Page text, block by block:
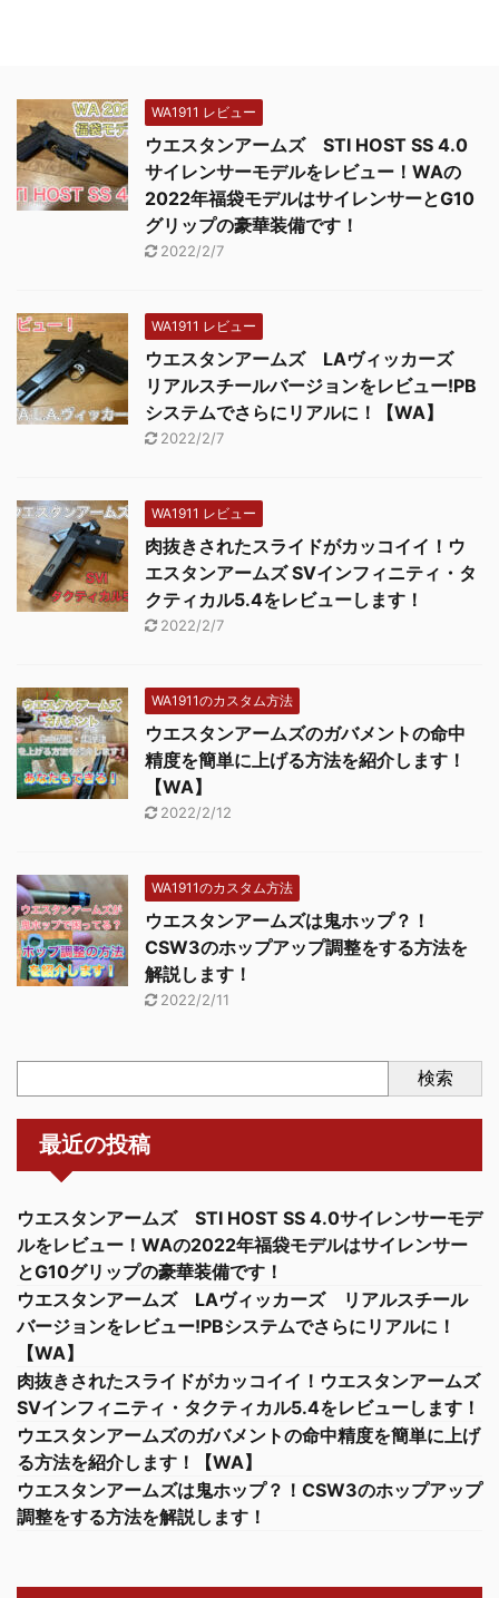
WA1911 レビュー
ウエスタンアームズ STI HOST SS 4.0
サイレンサーモデルをレビュー！WAの
2022年福袋モデルはサイレンサーとG10
グリップの豪華装備です！
2022/2/7
WA1911 レビュー
ウエスタンアームズ LAヴィッカーズ
リアルスチールバージョンをレビュー!PB
システムでさらにリアルに！【WA】
2022/2/7
WA1911 レビュー
肉抜きされたスライドがカッコイイ！ウ
エスタンアームズ SVインフィニティ・タ
クティカル5.4をレビューします！
2022/2/7
WA1911のカスタム方法
ウエスタンアームズのガバメントの命中
精度を簡単に上げる方法を紹介します！
【WA】
2022/2/12
WA1911のカスタム方法
ウエスタンアームズは鬼ホップ？！
CSW3のホップアップ調整をする方法を
解説します！
2022/2/11
検索
最近の投稿
ウエスタンアームズ STI HOST SS 4.0サイレンサーモデ
ルをレビュー！WAの2022年福袋モデルはサイレンサー
とG10グリップの豪華装備です！
ウエスタンアームズ LAヴィッカーズ リアルスチール
バージョンをレビュー!PBシステムでさらにリアルに！
【WA】
肉抜きされたスライドがカッコイイ！ウエスタンアームズ
SVインフィニティ・タクティカル5.4をレビューします！
ウエスタンアームズのガバメントの命中精度を簡単に上げ
る方法を紹介します！【WA】
ウエスタンアームズは鬼ホップ？！CSW3のホップアップ
調整をする方法を解説します！